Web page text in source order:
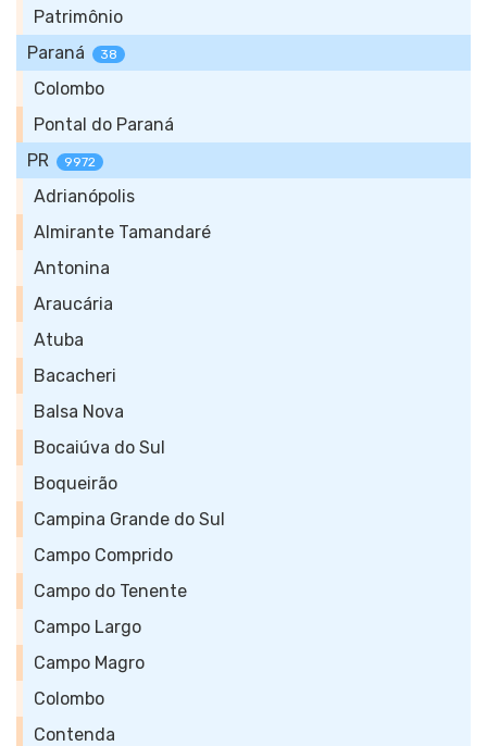
Patrimônio
Paraná
38
Colombo
Pontal do Paraná
PR
9972
Adrianópolis
Almirante Tamandaré
Antonina
Araucária
Atuba
Bacacheri
Balsa Nova
Bocaiúva do Sul
Boqueirão
Campina Grande do Sul
Campo Comprido
Campo do Tenente
Campo Largo
Campo Magro
Colombo
Contenda